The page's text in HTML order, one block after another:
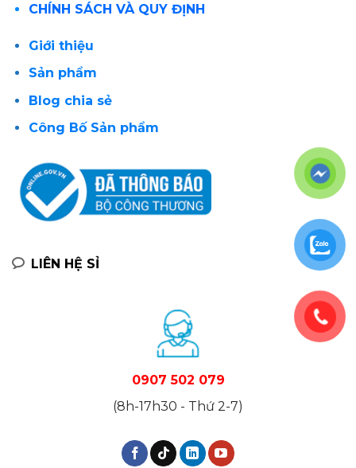
CHÍNH SÁCH VÀ QUY ĐỊNH
Giới thiệu
Sản phẩm
Blog chia sẻ
Công Bố Sản phẩm
LIÊN HỆ SỈ
0907 502 079
(8h-17h30 - Thứ 2-7)